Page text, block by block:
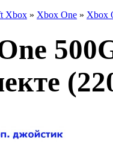
Xbox » Xbox One » Xbox